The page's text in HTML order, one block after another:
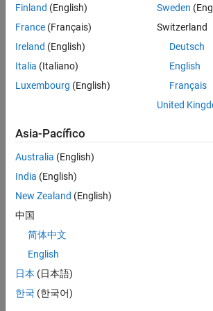
del
editor:
was a
File
Exchange
This
submission
three simple,
awesome,
GOTO:
Change
Finland (English)
France (Français)
Ireland (English)
Italia (Italiano)
Luxembourg (English)
Sweden
Switzerland
Deutsch
English
Français
United
Asia-Pacífico
Australia (English)
India (English)
New Zealand (English)
中国
简体中文
English
日本 (日本語)
한국 (한국어)